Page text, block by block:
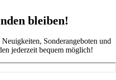
bleiben!
Sonderangeboten und
jederzeit bequem möglich!